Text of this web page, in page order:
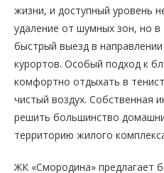
жизни, и доступный уровень
удаление от шумных зон, но
быстрый выезд в
курортов. Особый подход к
комфортно отдыхать в
чистый воздух. Собственная
решить большинство
территорию жилого
ЖК «Смородина» предлагает